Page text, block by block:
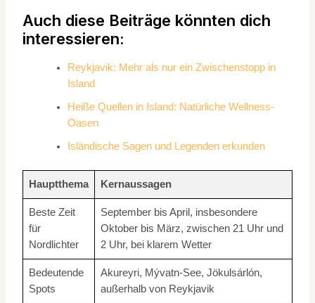
Auch diese Beiträge könnten dich
interessieren:
Reykjavik: Mehr als nur ein Zwischenstopp in
Island
Heiße Quellen in Island: Natürliche Wellness-
Oasen
Isländische Sagen und Legenden erkunden
Hauptthema Kernaussagen
Beste Zeit
für
Nordlichter
September bis April, insbesondere
Oktober bis März, zwischen 21 Uhr und
2 Uhr, bei klarem Wetter
Bedeutende
Spots
Akureyri, Mývatn-See, Jökulsárlón,
außerhalb von Reykjavik